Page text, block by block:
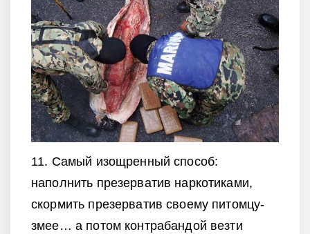
11. Самый изощренный способ:
наполнить презерватив наркотиками,
скормить презерватив своему питомцу-
змее… а потом контрабандой везти